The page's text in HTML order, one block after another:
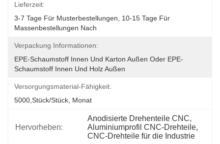
Lieferzeit:
3-7 Tage Für Musterbestellungen, 10-15 Tage Für
Massenbestellungen Nach
Verpackung Informationen:
EPE-Schaumstoff Innen Und Karton Außen Oder EPE-
Schaumstoff Innen Und Holz Außen
Versorgungsmaterial-Fähigkeit:
5000,Stück/Stück, Monat
Hervorheben:
Anodisierte Drehenteile CNC,
Aluminiumprofil CNC-Drehteile,
CNC-Drehteile für die Industrie